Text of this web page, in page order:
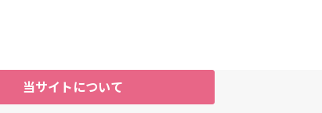
当サイトについて